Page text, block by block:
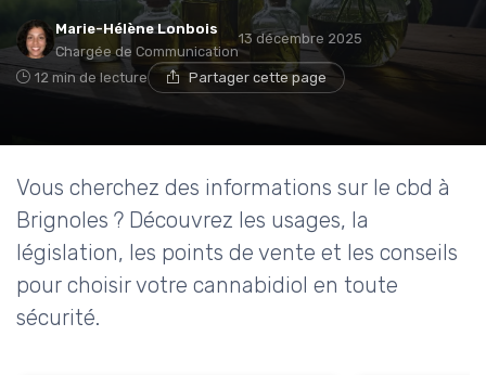
Marie-Hélène Lonbois
Chargée de Communication
13 décembre 2025
12 min de lecture Partager cette page
Vous cherchez des informations sur le cbd à
Brignoles ? Découvrez les usages, la
législation, les points de vente et les conseils
pour choisir votre cannabidiol en toute
sécurité.